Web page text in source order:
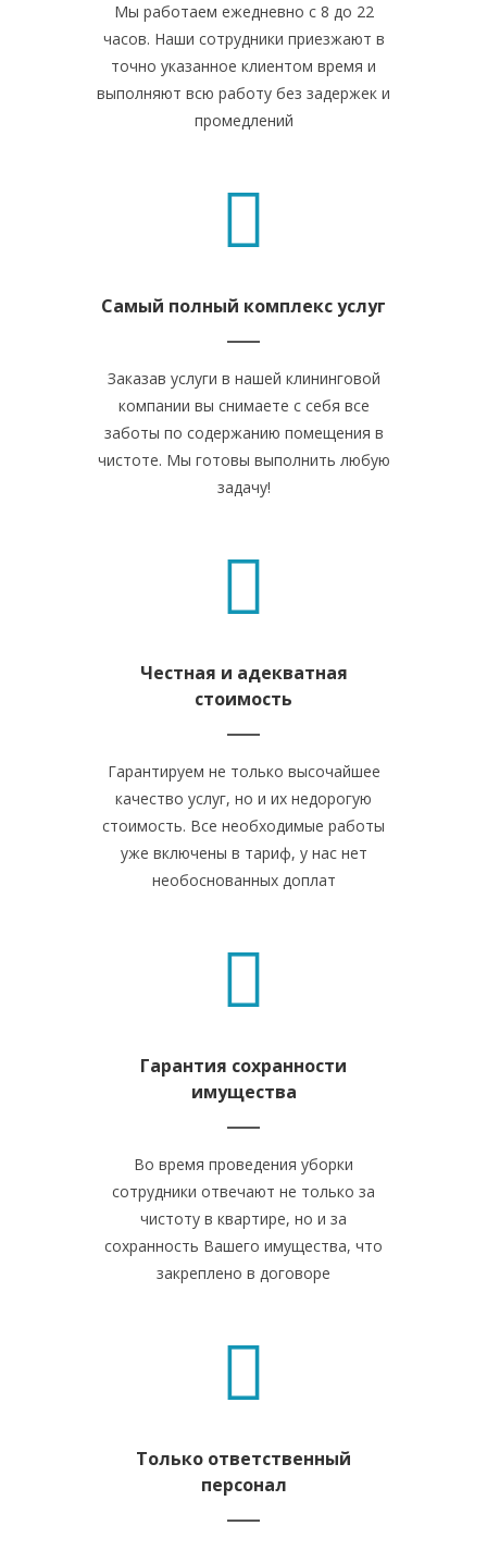
Мы работаем ежедневно с 8 до 22
часов. Наши сотрудники приезжают в
точно указанное клиентом время и
выполняют всю работу без задержек и
промедлений
Самый полный комплекс услуг
Заказав услуги в нашей клининговой
компании вы снимаете с себя все
заботы по содержанию помещения в
чистоте. Мы готовы выполнить любую
задачу!
Честная и адекватная
стоимость
Гарантируем не только высочайшее
качество услуг, но и их недорогую
стоимость. Все необходимые работы
уже включены в тариф, у нас нет
необоснованных доплат
Гарантия сохранности
имущества
Во время проведения уборки
сотрудники отвечают не только за
чистоту в квартире, но и за
сохранность Вашего имущества, что
закреплено в договоре
Только ответственный
персонал